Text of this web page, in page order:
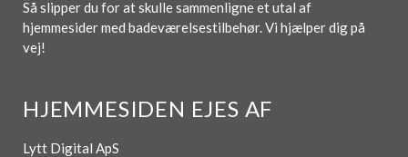
Så slipper du for at skulle sammenligne et utal af
hjemmesider med badeværelsestilbehør. Vi hjælper dig på
vej!
HJEMMESIDEN EJES AF
Lytt Digital ApS